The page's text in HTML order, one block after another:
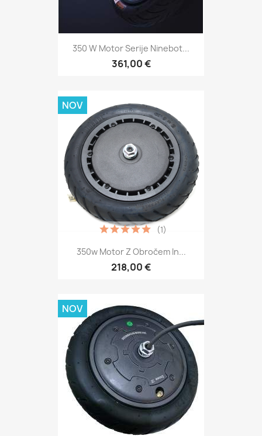
350 W Motor Serije Ninebot...
361,00 €
350w Motor Z Obročem In...
218,00 €
(1)
NOV
NOV